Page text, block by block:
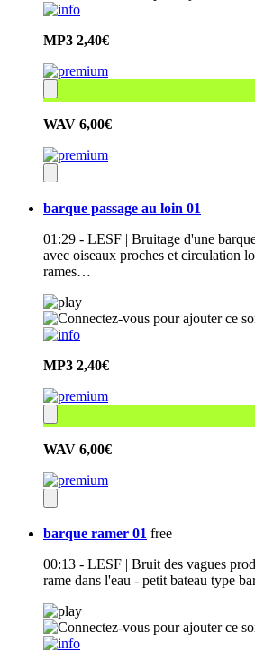
MP3 2,40€
WAV 6,00€
barque passage au loin 01
01:29 - LESF | Bruitage d'une
avec oiseaux proches et circulation
rames…
MP3 2,40€
WAV 6,00€
barque ramer 01 free
00:13 - LESF | Bruit des vagues
rame dans l'eau - petit bateau type